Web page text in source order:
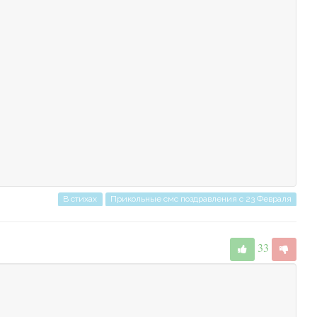
В стихах Прикольные смс поздравления с 23 Февраля
33